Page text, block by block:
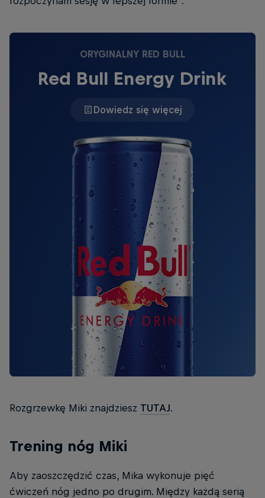
ORYGINALNY RED BULL
Red Bull Energy Drink
Dowiedz się więcej
Rozgrzewkę Miki znajdziesz TUTAJ.
Trening nóg Miki
Aby zaoszczędzić czas, Mika wykonuje pięć
ćwiczeń nóg jedno po drugim. Między każdą serią